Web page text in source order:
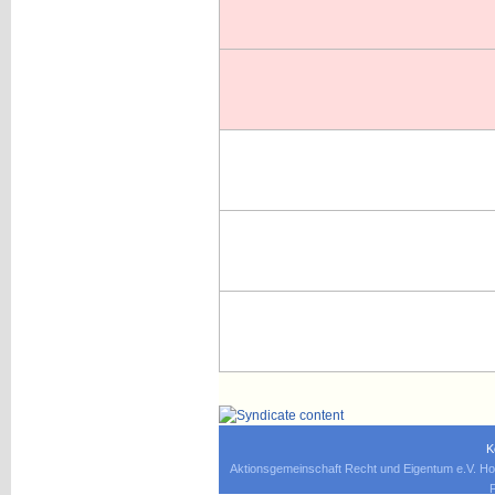
Aktionsgemeinschaft Recht und Eigentum e.V.